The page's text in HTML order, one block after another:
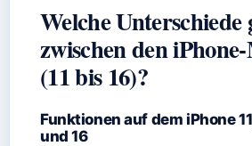
Welche Unterschiede
zwischen den
(11 bis 16)?
Funktionen auf dem iPhone
und 16